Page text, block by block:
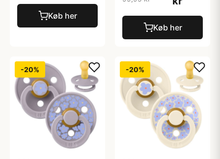
Køb her
Køb her
-20% -20%